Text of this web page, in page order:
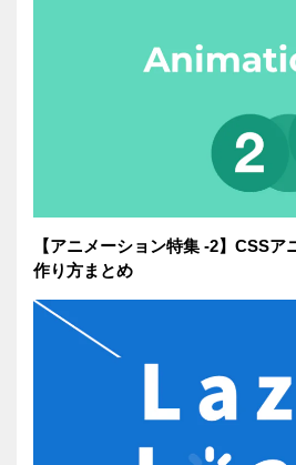
【アニメーション特集 -2】CSSア
作り方まとめ